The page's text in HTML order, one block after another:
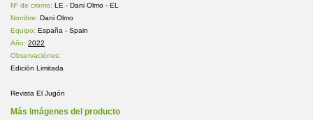
Nº de cromo: LE - Dani Olmo - EL
Nombre: Dani Olmo
Equipo: España - Spain
Año: 2022
Observaciónes:
Edición Limitada
Revista El Jugón
Más imágenes del producto